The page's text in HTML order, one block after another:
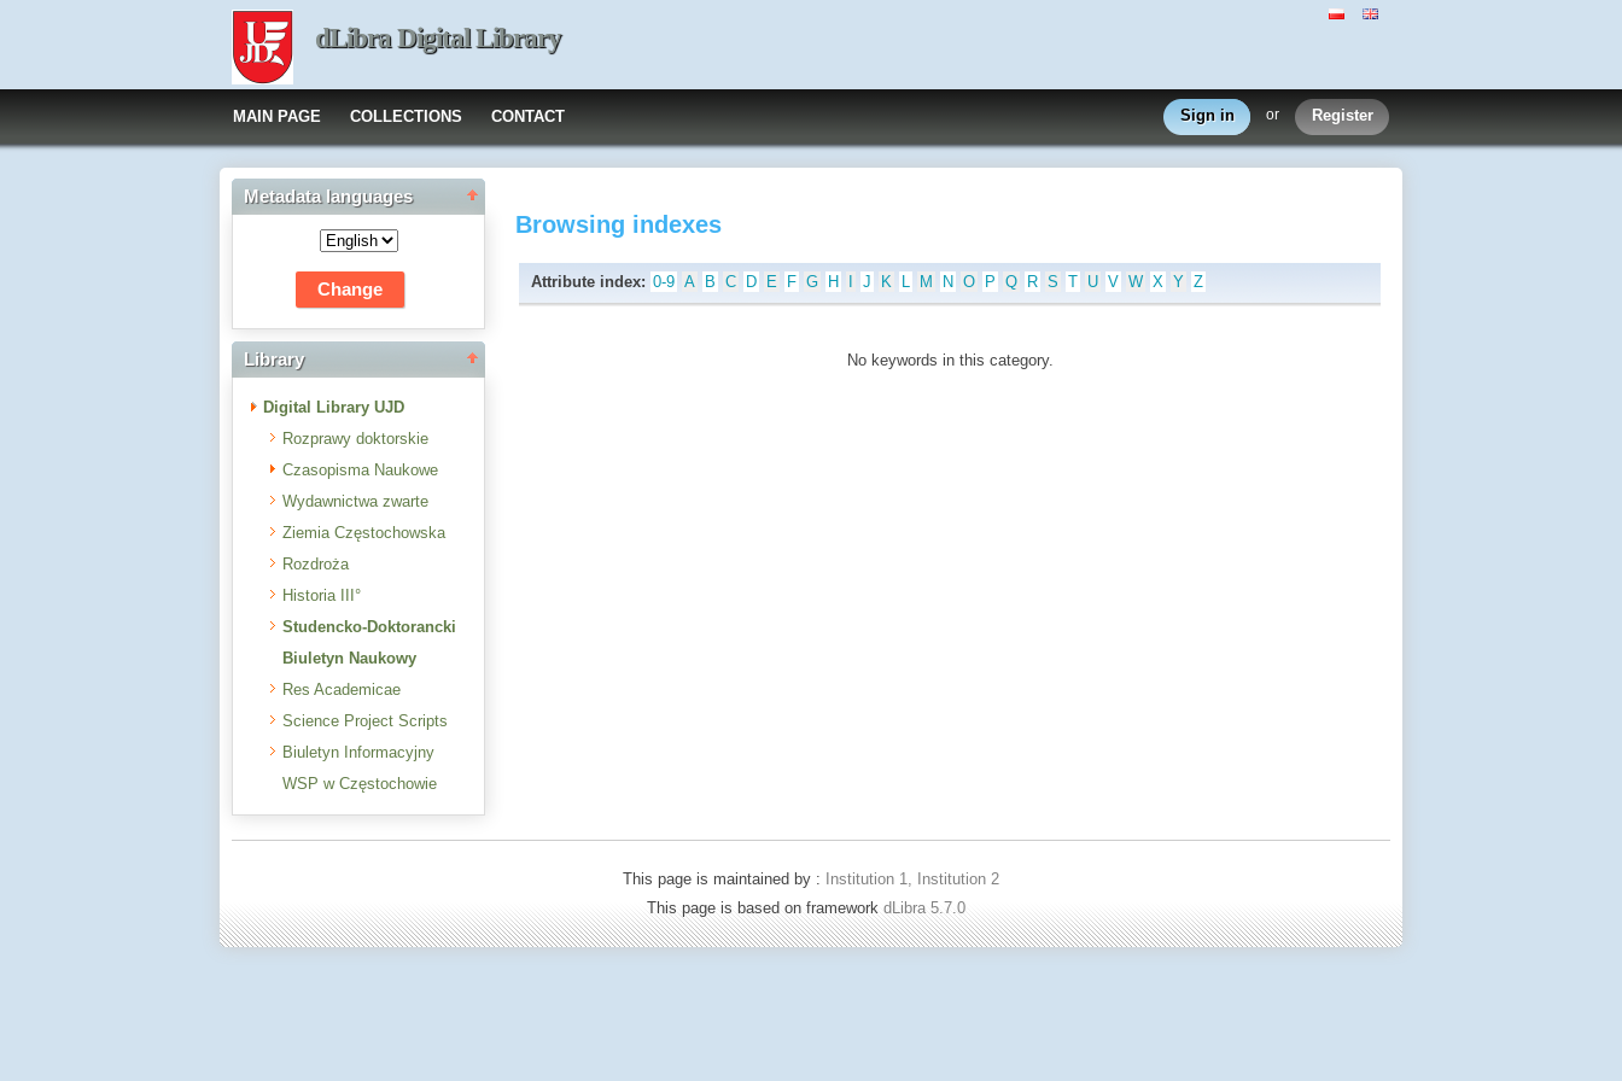
dLibra Digital Library
MAIN PAGE COLLECTIONS CONTACT Sign in or Register
Metadata languages
Library
Digital Library UJD
Rozprawy doktorskie
Czasopisma Naukowe
Wydawnictwa zwarte
Ziemia Częstochowska
Rozdroża
Historia III°
Studencko-Doktorancki
Biuletyn Naukowy
Res Academicae
Science Project Scripts
Biuletyn Informacyjny
WSP w Częstochowie
Browsing indexes
Attribute index: 0-9 A B C D E F G H J K L M N O P Q R S T U V W X Y Z
No keywords in this category.
This page is maintained by :
Institution 1, Institution 2
This page is based on framework dLibra 5.7.0